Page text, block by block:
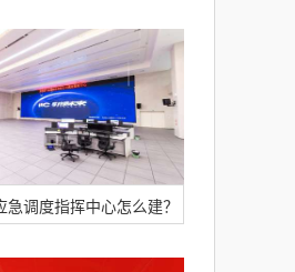
多级联动指挥体系
急调度指挥中心怎么建？